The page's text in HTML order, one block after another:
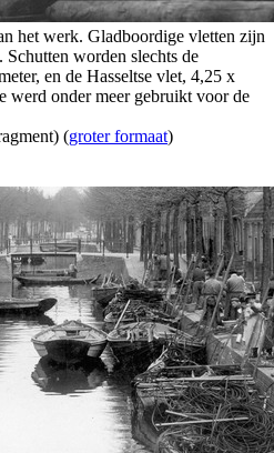
het werk. Gladboordige vletten zijn
worden slechts de
en de Hasseltse vlet, 4,25 x
werd onder meer gebruikt voor de
(groter formaat)